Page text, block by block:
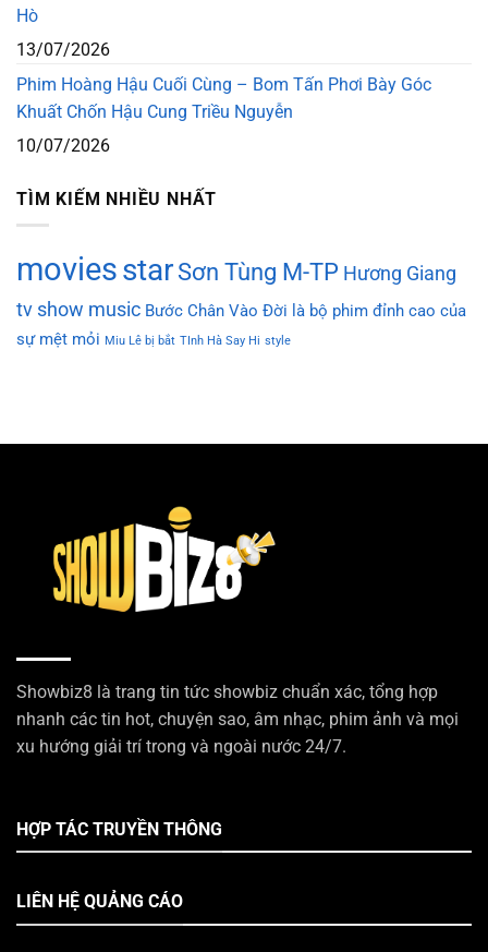
Hò
13/07/2026
Phim Hoàng Hậu Cuối Cùng – Bom Tấn Phơi Bày Góc
Khuất Chốn Hậu Cung Triều Nguyễn
10/07/2026
TÌM KIẾM NHIỀU NHẤT
moviesstarSơn Tùng M-TP Hương Giang
tv show music Bước Chân Vào Đời là bộ phim đỉnh cao của
sự mệt mỏi Miu Lê bị bắt TInh Hà Say Hi style
Showbiz8 là trang tin tức showbiz chuẩn xác, tổng hợp
nhanh các tin hot, chuyện sao, âm nhạc, phim ảnh và mọi
xu hướng giải trí trong và ngoài nước 24/7.
HỢP TÁC TRUYỀN THÔNG
LIÊN HỆ QUẢNG CÁO